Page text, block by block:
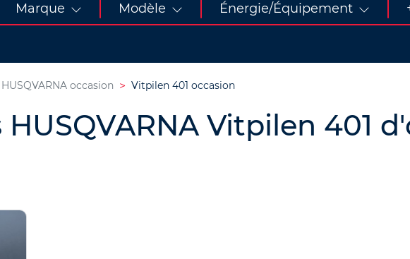
Marque Modèle Énergie/Équipement
HUSQVARNA occasion Vitpilen 401 occasion
Vitpilen 401